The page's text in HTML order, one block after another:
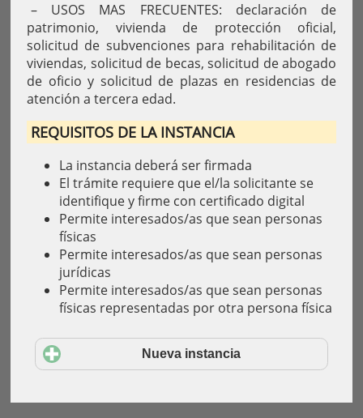
– USOS MAS FRECUENTES: declaración de
patrimonio, vivienda de protección oficial,
solicitud de subvenciones para rehabilitación de
viviendas, solicitud de becas, solicitud de abogado
de oficio y solicitud de plazas en residencias de
atención a tercera edad.
REQUISITOS DE LA INSTANCIA
La instancia deberá ser firmada
El trámite requiere que el/la solicitante se
identifique y firme con certificado digital
Permite interesados/as que sean personas
físicas
Permite interesados/as que sean personas
jurídicas
Permite interesados/as que sean personas
físicas representadas por otra persona física
Nueva instancia